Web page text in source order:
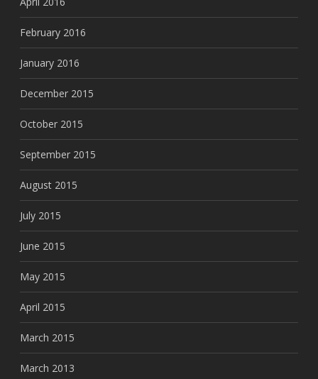
February 2016
January 2016
December 2015
October 2015
September 2015
August 2015
July 2015
June 2015
May 2015
April 2015
March 2015
March 2013